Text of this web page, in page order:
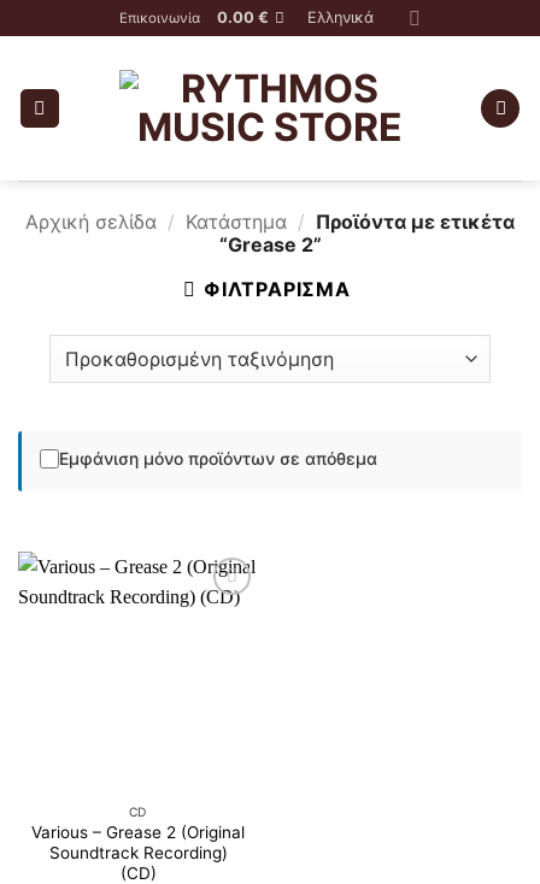
to
Επικοινωνία 0.00 € Ελληνικά
Αρχική σελίδα / Κατάστημα / Προϊόντα με ετικέτα
“Grease 2”
ΦΙΛΤΡΆΡΙΣΜΑ
Εμφάνιση μόνο προϊόντων σε απόθεμα
CD
Various – Grease 2 (Original
Soundtrack Recording)
(CD)